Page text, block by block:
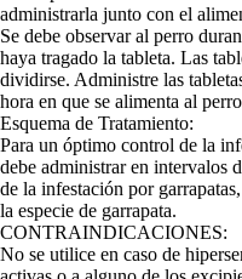
administrarla junto con el
Se debe observar al perro
haya tragado la tableta. Las
dividirse. Administre las
hora en que se alimenta al
Esquema de Tratamiento:
Para un óptimo control de la
debe administrar en intervalos
de la infestación por
la especie de garrapata.
CONTRAINDICACIONES:
No se utilice en caso de